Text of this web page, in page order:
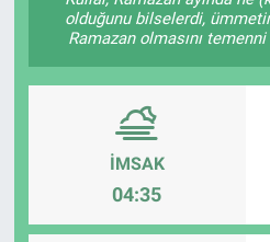
olduğunu bilselerdi,
Ramazan olmasını
İMSAK
04:35
EĞİTİM
POLİTİKA
SAĞLIK